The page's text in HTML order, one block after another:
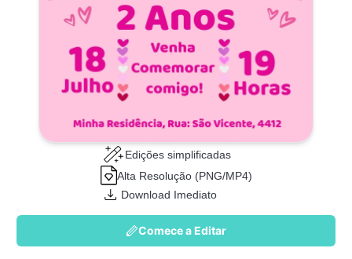
Edições simplificadas
Alta Resolução (PNG/MP4)
Download Imediato
Comece a Editar